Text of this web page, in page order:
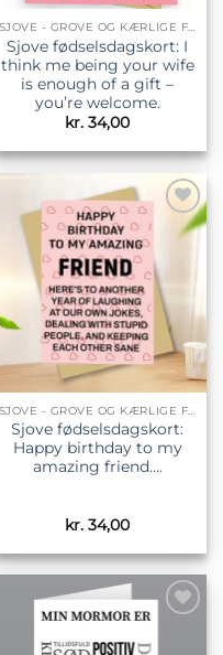
SJOVE - GROVE OG KÆRLIGE FØDSELSDAGSKORT
Sjove fødselsdagskort: I
think me being your wife
is enough of a gift –
you’re welcome.
kr. 34,00
Tilføj til
ønskeliste
SJOVE - GROVE OG KÆRLIGE FØDSELSDAGSKORT
Sjove fødselsdagskort:
Happy birthday to my
amazing friend….
kr. 34,00
ønskeliste